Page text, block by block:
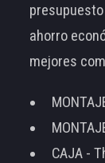
ahorro
mejores
CAJA -